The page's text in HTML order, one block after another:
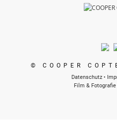
© COOPER
Datenschutz•
Film &